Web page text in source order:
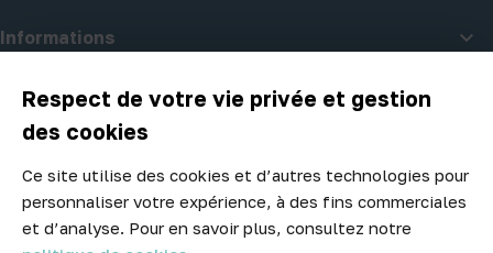
Respect de votre vie privée et gestion
des cookies
Ce site utilise des cookies et d’autres technologies pour
personnaliser votre expérience, à des fins commerciales
et d’analyse. Pour en savoir plus, consultez notre
Informations 
A propos d'Atelier Piscine
Newsletter
Ne manquez aucune opportunité ! Restez informé de nos meilleurs
prix et nouveaux arrivages.